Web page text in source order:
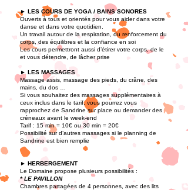
► LES COURS DE YOGA / BAINS SONORES
Ouverts à tous et orientés pour vous aider dans votre
danse et dans votre quotidien.
Un travail autour de la respiration, du renforcement du
corps, des équilibres et la confiance en soi
Les cours permettront aussi d’étirer votre corps, de le
et vous détendre, de lâcher prise
► LES MASSAGES
Massage assis, massage des pieds, du crâne, des
mains, du dos …
Si vous souhaitez des massages supplémentaires à
ceux inclus dans le tarif, vous pourrez vous
rapprochez de Sandrine sur place ou demander des
créneaux avant le week-end
Tarif : 15 min = 10€ ou 30 min = 20€
Possibilité sur d’autres massages si le planning de
Sandrine est bien remplie
► HERBERGEMENT
Le Domaine propose plusieurs possibilités :
* LE PAVILLON
Chambres partagées de 4 personnes, avec des lits